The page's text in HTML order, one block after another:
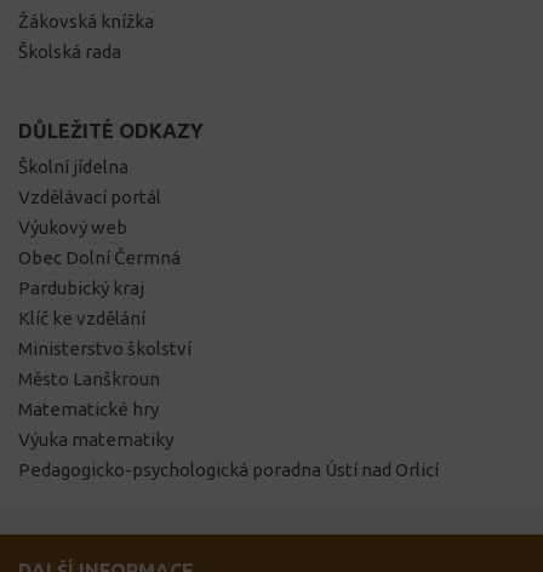
Žákovská knížka
Školská rada
DŮLEŽITÉ ODKAZY
Školní jídelna
Vzdělávací portál
Výukový web
Obec Dolní Čermná
Pardubický kraj
Klíč ke vzdělání
Ministerstvo školství
Město Lanškroun
Matematické hry
Výuka matematiky
Pedagogicko-psychologická poradna Ústí nad Orlicí